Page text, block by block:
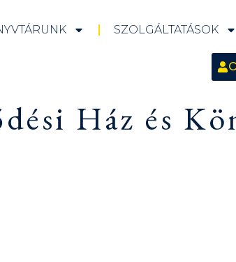
SZOLGÁLTATÁSOK
Ház és